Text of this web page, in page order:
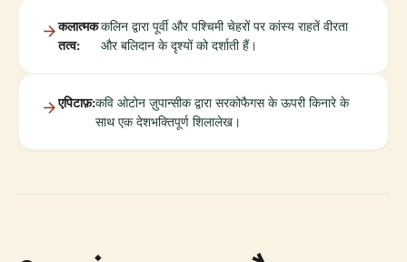
कलात्मक
तत्व:
कलिन द्वारा पूर्वी और पश्चिमी चेहरों पर कांस्य राहतें वीरता
और बलिदान के दृश्यों को दर्शाती हैं।
एपिटाफ़:कवि ओटोन ज़ुपान्सीक द्वारा सरकोफैगस के ऊपरी किनारे के
साथ एक देशभक्तिपूर्ण शिलालेख।